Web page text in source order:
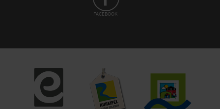
FACEBOOK